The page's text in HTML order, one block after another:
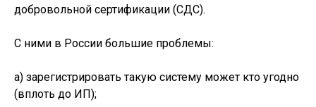
добровольной сертификации (СДС).
C ними в России большие проблемы:
а) зарегистрировать такую систему может кто угодно
(вплоть до ИП);